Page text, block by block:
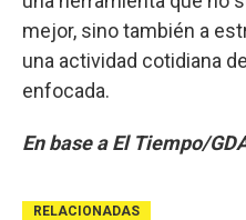
mejor, sino también a
una actividad cotidiana
enfocada.
En base a El Tiempo/
RELACIONADAS